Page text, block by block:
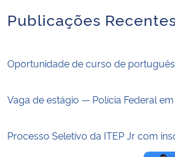
Banco Central do Brasil
Planalto
Publicações
Oportunidade de curso de
Vaga de estágio — Polícia Federal
Processo Seletivo da ITEP Jr com